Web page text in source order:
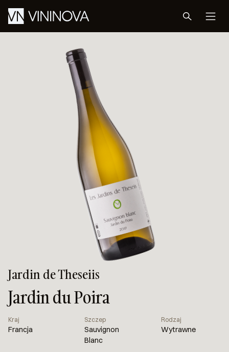
Jardin de Theseiis
Jardin du Poira
Kraj
Francja
Szczep
Sauvignon
Blanc
Rodzaj
Wytrawne